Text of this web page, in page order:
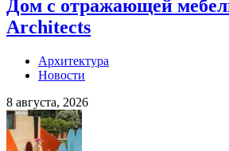
Дом с отражающей
Architects
Архитектура
Новости
8 августа, 2026